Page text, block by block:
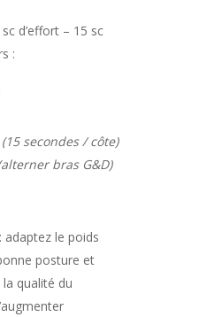
d’effort – 15 sc
:
(15 secondes / côte)
bras G&D)
adaptez le poids
posture et
qualité du